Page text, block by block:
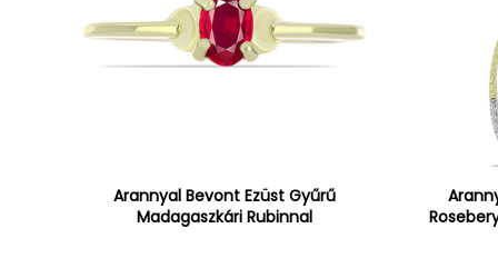
Arannyal Bevont Ezüst Gyűrű
Madagaszkári Rubinnal